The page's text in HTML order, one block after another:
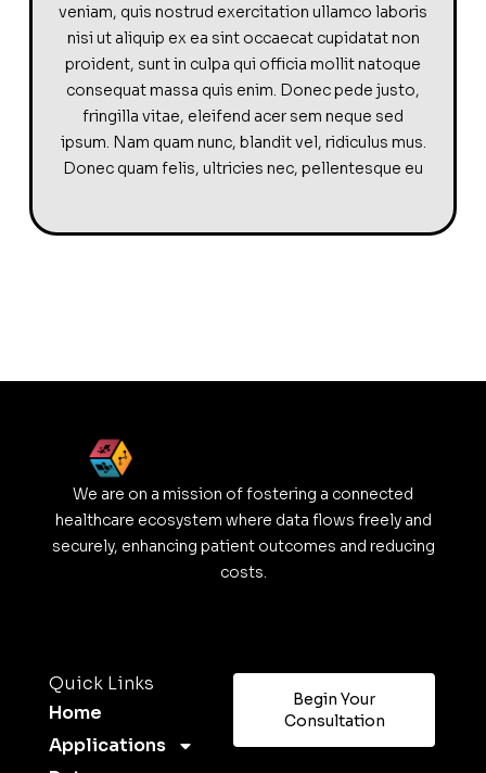
veniam, quis nostrud exercitation ullamco laboris
nisi ut aliquip ex ea sint occaecat cupidatat non
proident, sunt in culpa qui officia mollit natoque
consequat massa quis enim. Donec pede justo,
fringilla vitae, eleifend acer sem neque sed
ipsum. Nam quam nunc, blandit vel, ridiculus mus.
Donec quam felis, ultricies nec, pellentesque eu
We are on a mission of fostering a connected
healthcare ecosystem where data flows freely and
securely, enhancing patient outcomes and reducing
costs.
Quick Links
Home
Applications
Begin Your
Consultation